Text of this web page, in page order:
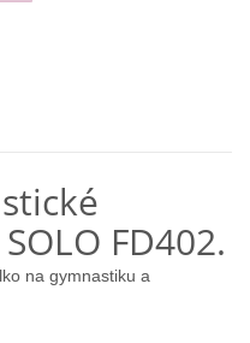
FD402.
na gymnastiku a